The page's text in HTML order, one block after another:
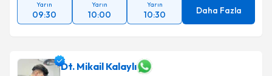
Yarın
09:30
Yarın
10:00
Yarın
10:30 Daha Fazla
Dt. Mikail Kalaylı